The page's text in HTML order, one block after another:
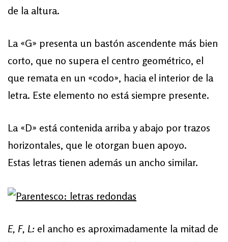
de la altura.
La «G» presenta un bastón ascendente más bien
corto, que no supera el centro geométrico, el
que remata en un «codo», hacia el interior de la
letra. Este elemento no está siempre presente.
La «D» está contenida arriba y abajo por trazos
horizontales, que le otorgan buen apoyo.
Estas letras tienen además un ancho similar.
E, F, L: el ancho es aproximadamente la mitad de